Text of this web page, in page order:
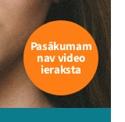
Pasākumam
nav video
ieraksta